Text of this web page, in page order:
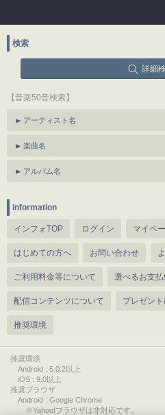
検索
詳細
【音楽50音検索】
アーティスト名
楽曲名
アルバム名
information
インフォTOP ログイン マイペ
はじめての方へ お問い合わせ
ご利用料金等について 選べるお支
配信コンテンツについて プレゼン
推奨環境
推奨環境
Android : 5.0.2以上
iOS : 9.0以上
推奨ブラウザ
Android : Google Chrome
※Yahoo!ブラウザは非対応です。